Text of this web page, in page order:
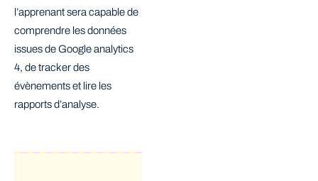
l’apprenant sera capable de
comprendre les données
issues de Google analytics
4, de tracker des
évènements et lire les
rapports d’analyse.